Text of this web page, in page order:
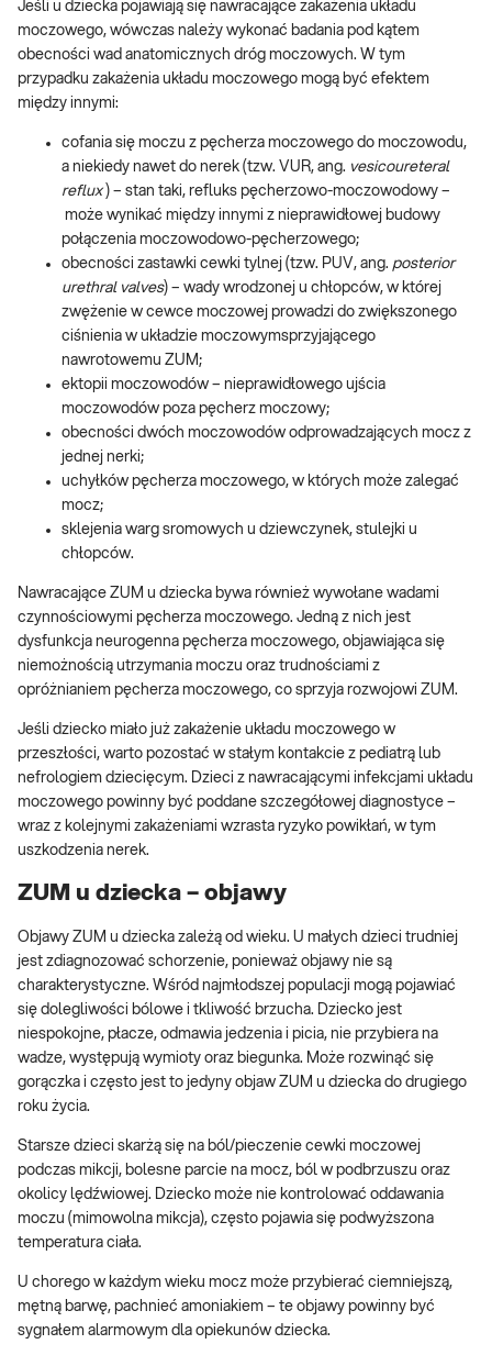
Jeśli u dziecka pojawiają się nawracające zakażenia układu
moczowego, wówczas należy wykonać badania pod kątem
obecności wad anatomicznych dróg moczowych. W tym
przypadku zakażenia układu moczowego mogą być efektem
między innymi:
cofania się moczu z pęcherza moczowego do moczowodu,
a niekiedy nawet do nerek (tzw. VUR, ang. vesicoureteral
reflux) – stan taki, refluks pęcherzowo-moczowodowy –
może wynikać między innymi z nieprawidłowej budowy
połączenia moczowodowo-pęcherzowego;
obecności zastawki cewki tylnej (tzw. PUV, ang. posterior
urethral valves) – wady wrodzonej u chłopców, w której
zwężenie w cewce moczowej prowadzi do zwiększonego
ciśnienia w układzie moczowymsprzyjającego
nawrotowemu ZUM;
ektopii moczowodów – nieprawidłowego ujścia
moczowodów poza pęcherz moczowy;
obecności dwóch moczowodów odprowadzających mocz z
jednej nerki;
uchyłków pęcherza moczowego, w których może zalegać
mocz;
sklejenia warg sromowych u dziewczynek, stulejki u
chłopców.
Nawracające ZUM u dziecka bywa również wywołane wadami
czynnościowymi pęcherza moczowego. Jedną z nich jest
dysfunkcja neurogenna pęcherza moczowego, objawiająca się
niemożnością utrzymania moczu oraz trudnościami z
opróżnianiem pęcherza moczowego, co sprzyja rozwojowi ZUM.
Jeśli dziecko miało już zakażenie układu moczowego w
przeszłości, warto pozostać w stałym kontakcie z pediatrą lub
nefrologiem dziecięcym. Dzieci z nawracającymi infekcjami układu
moczowego powinny być poddane szczegółowej diagnostyce –
wraz z kolejnymi zakażeniami wzrasta ryzyko powikłań, w tym
uszkodzenia nerek.
ZUM u dziecka – objawy
Objawy ZUM u dziecka zależą od wieku. U małych dzieci trudniej
jest zdiagnozować schorzenie, ponieważ objawy nie są
charakterystyczne. Wśród najmłodszej populacji mogą pojawiać
się dolegliwości bólowe i tkliwość brzucha. Dziecko jest
niespokojne, płacze, odmawia jedzenia i picia, nie przybiera na
wadze, występują wymioty oraz biegunka. Może rozwinąć się
gorączka i często jest to jedyny objaw ZUM u dziecka do drugiego
roku życia.
Starsze dzieci skarżą się na ból/pieczenie cewki moczowej
podczas mikcji, bolesne parcie na mocz, ból w podbrzuszu oraz
okolicy lędźwiowej. Dziecko może nie kontrolować oddawania
moczu (mimowolna mikcja), często pojawia się podwyższona
temperatura ciała.
U chorego w każdym wieku mocz może przybierać ciemniejszą,
mętną barwę, pachnieć amoniakiem – te objawy powinny być
sygnałem alarmowym dla opiekunów dziecka.